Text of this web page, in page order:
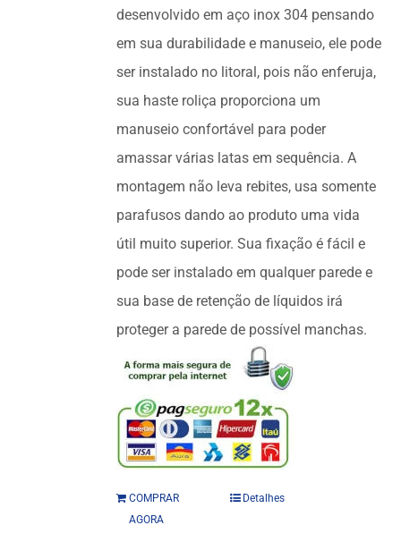
desenvolvido em aço inox 304 pensando
em sua durabilidade e manuseio, ele pode
ser instalado no litoral, pois não enferuja,
sua haste roliça proporciona um
manuseio confortável para poder
amassar várias latas em sequência. A
montagem não leva rebites, usa somente
parafusos dando ao produto uma vida
útil muito superior. Sua fixação é fácil e
pode ser instalado em qualquer parede e
sua base de retenção de líquidos irá
proteger a parede de possível manchas.
COMPRAR
AGORA
Detalhes